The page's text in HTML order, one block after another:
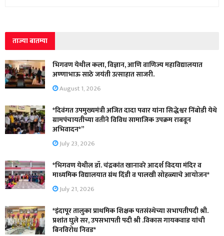
ताज्या बातम्या
भिगवण येथील कला, विज्ञान, आणि वाणिज्य महाविद्यालयात
अण्णाभाऊ साठे जयंती उत्साहात साजरी.
August 1, 2026
*दिवंगत उपमुख्यमंत्री अजित दादा पवार यांना सिद्धेश्वर निंबोडी येथे
ग्रामपंचायतीच्या वतीने विविध सामाजिक उपक्रम राबवून
अभिवादन*”
July 23, 2026
*भिगवण येथील डॉ. चंद्रकांत खानावरे आदर्श विदया मंदिर व
माध्यमिक विद्यालयात ग्रंथ दिंडी व पालखी सोहळ्याचे आयोजन*
July 21, 2026
*इंदापूर तालुका प्राथमिक शिक्षक पतसंस्थेच्या सभापतीपदी श्री.
प्रशांत घुले सर, उपसभापती पदी श्री .विकास गायकवाड यांची
बिनविरोध निवड*